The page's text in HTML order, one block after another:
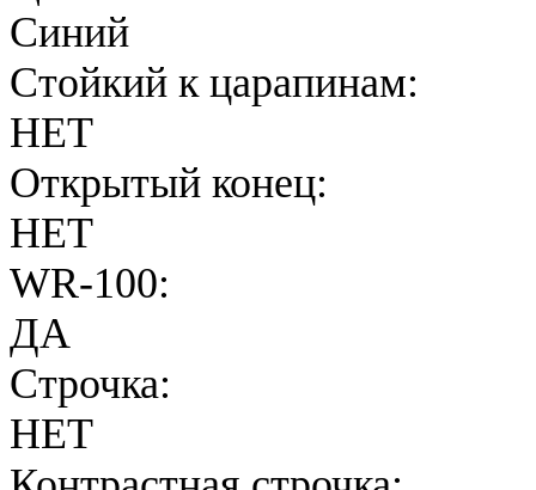
Синий
Стойкий к царапинам:
НЕТ
Открытый конец:
НЕТ
WR-100:
ДА
Строчка:
НЕТ